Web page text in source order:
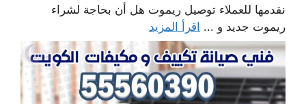
نقدمها للعملاء توصيل ريموت هل أن بحاجة لشراء
ريموت جديد و ... اقرأ المزيد